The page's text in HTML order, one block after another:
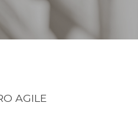
AGILE